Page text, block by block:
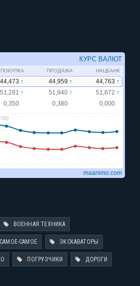
ВОЕННАЯ ТЕХНИКА
САМОЕ-САМОЕ ЭКСКАВАТОРЫ
ПОГРУЗЧИКИ ДОРОГИ